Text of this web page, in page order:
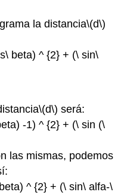
la distancia\(d\)
beta) ^ {2} + (\ sin\
\(d\) será:
-1) ^ {2} + (\ sin (\
las mismas, podemos
^ {2} + (\ sin\ alfa-\